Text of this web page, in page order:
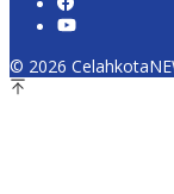
© 2026